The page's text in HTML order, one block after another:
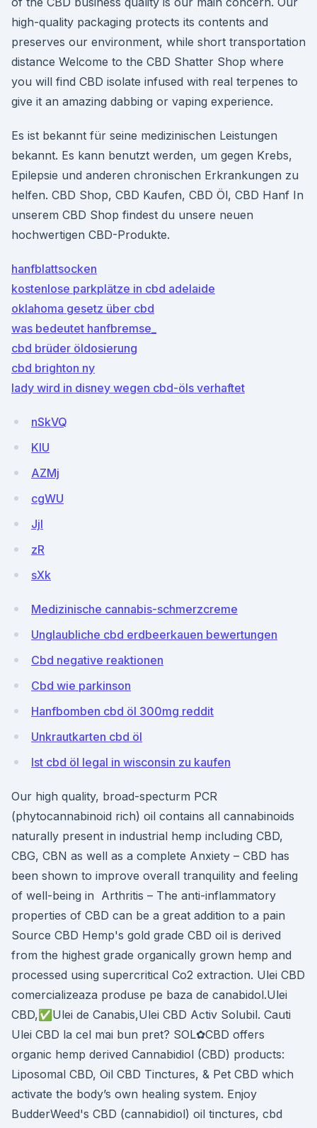
high-quality packaging protects its contents and
preserves our environment, while short transportation
distance Welcome to the CBD Shatter Shop where
you will find CBD isolate infused with real terpenes to
give it an amazing dabbing or vaping experience.
Es ist bekannt für seine medizinischen Leistungen
bekannt. Es kann benutzt werden, um gegen Krebs,
Epilepsie und anderen chronischen Erkrankungen zu
helfen. CBD Shop, CBD Kaufen, CBD Öl, CBD Hanf In
unserem CBD Shop findest du unsere neuen
hochwertigen CBD-Produkte.
hanfblattsocken
kostenlose parkplätze in cbd adelaide
oklahoma gesetz über cbd
was bedeutet hanfbremse_
cbd brüder öldosierung
cbd brighton ny
lady wird in disney wegen cbd-öls verhaftet
nSkVQ
KIU
AZMj
cgWU
JjI
zR
sXk
Medizinische cannabis-schmerzcreme
Unglaubliche cbd erdbeerkauen bewertungen
Cbd negative reaktionen
Cbd wie parkinson
Hanfbomben cbd öl 300mg reddit
Unkrautkarten cbd öl
Ist cbd öl legal in wisconsin zu kaufen
Our high quality, broad-specturm PCR
(phytocannabinoid rich) oil contains all cannabinoids
naturally present in industrial hemp including CBD,
CBG, CBN as well as a complete Anxiety – CBD has
been shown to improve overall tranquility and feeling
of well-being in Arthritis – The anti-inflammatory
properties of CBD can be a great addition to a pain
Source CBD Hemp's gold grade CBD oil is derived
from the highest grade organically grown hemp and
processed using supercritical Co2 extraction. Ulei CBD
comercializeaza produse pe baza de canabidol.Ulei
CBD,✅Ulei de Canabis,Ulei CBD Activ Solubil. Cauti
Ulei CBD la cel mai bun pret? SOL✿CBD offers
organic hemp derived Cannabidiol (CBD) products:
Liposomal CBD, Oil CBD Tinctures, & Pet CBD which
activate the body’s own healing system. Enjoy
BudderWeed's CBD (cannabidiol) oil tinctures, cbd